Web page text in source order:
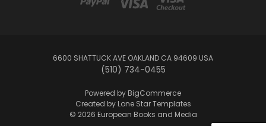
6600 SHATTUCK AVE OAKLAND CA 94609 USA
(510) 734-0455
Powered by BigCommerce
Created by Lone Star Templates
© 2026 European Books and Media